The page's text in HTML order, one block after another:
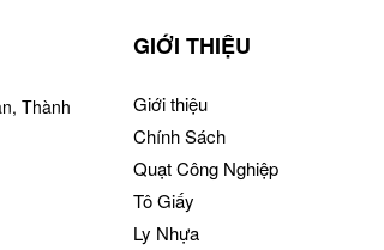
Thành
GIỚI THIỆU
Giới thiệu
Chính Sách
Quạt Công Nghiệp
Tô Giấy
Ly Nhựa